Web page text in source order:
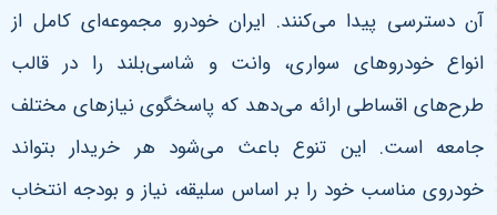
آن دسترسی پیدا می‌کنند. ایران خودرو مجموعه‌ای کامل از
انواع خودروهای سواری، وانت و شاسی‌بلند را در قالب
طرح‌های اقساطی ارائه می‌دهد که پاسخگوی نیازهای مختلف
جامعه است. این تنوع باعث می‌شود هر خریدار بتواند
خودروی مناسب خود را بر اساس سلیقه، نیاز و بودجه انتخاب